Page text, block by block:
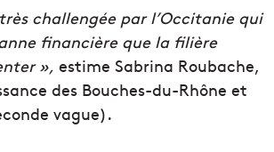
challengée par l’Occitanie qui
financière que la filière
», estime Sabrina Roubache,
des Bouches-du-Rhône et
vague).